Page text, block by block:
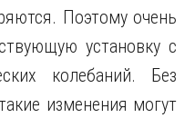
Поэтому очень
установку с
колебаний. Без
изменения могут